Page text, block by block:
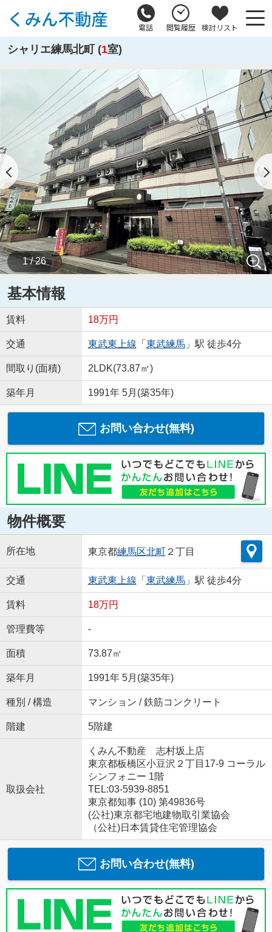
電話 閲覧履歴 検討リスト
シャリエ練馬北町 (1室)
1 / 26
基本情報
賃料 18万円
交通 東武東上線 「 東武練馬」駅 徒歩4分
間取り(面積) 2LDK(73.87㎡)
築年月 1991年 5月(築35年)
お問い合わせ(無料)
物件概要
所在地 東京都練馬区北町２丁目
交通 東武東上線 「 東武練馬」駅 徒歩4分
賃料 18万円
管理費等 -
面積 73.87㎡
築年月 1991年 5月(築35年)
種別 / 構造 マンション / 鉄筋コンクリート
階建 5階建
取扱会社
くみん不動産 志村坂上店
東京都板橋区小豆沢２丁目17-9 コーラル
シンフォニー 1階
TEL:03-5939-8851
東京都知事 (10) 第49836号
(公社)東京都宅地建物取引業協会
（公社)日本賃貸住宅管理協会
お問い合わせ(無料)